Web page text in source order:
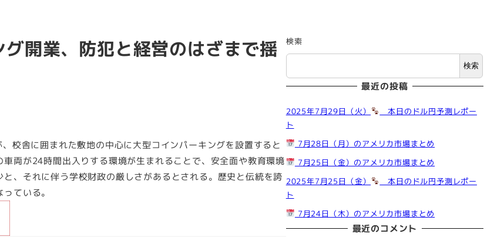
開業、防犯と経営のはざまで揺
校舎に囲まれた敷地の中心に大型コインパーキングを設置すると
両が24時間出入りする環境が生まれることで、安全面や教育環境
、それに伴う学校財政の厳しさがあるとされる。歴史と伝統を誇
ている。
検索
検索
最近の投稿
2025年7月29日（火）
本日のドル円予測レポー
ト
7月28日（月）のアメリカ市場まとめ
7月25日（金）のアメリカ市場まとめ
2025年7月25日（金）
本日のドル円予測レポー
ト
7月24日（木）のアメリカ市場まとめ
最近のコメント